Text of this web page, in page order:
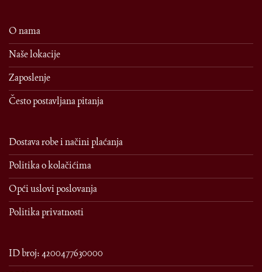
O nama
Naše lokacije
Zaposlenje
Često postavljana pitanja
Dostava robe i načini plaćanja
Politika o kolačićima
Opći uslovi poslovanja
Politika privatnosti
ID broj: 4200477630000